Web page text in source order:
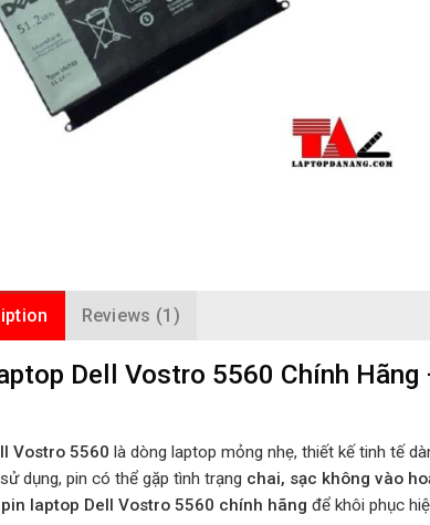
Reviews (1)
Dell Vostro 5560 Chính
Vostro 5560 là dòng laptop mỏng nhẹ, thiết kế tinh tế
dụng, pin có thể gặp tình trạng chai, sạc không vào
pin laptop Dell Vostro 5560 chính hãng để khôi phục